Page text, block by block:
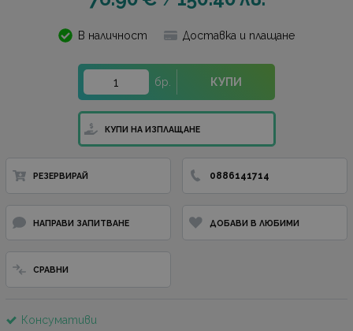
В наличност Доставка и плащане
бр. КУПИ
КУПИ НА ИЗПЛАЩАНЕ
РЕЗЕРВИРАЙ 0886141714
НАПРАВИ ЗАПИТВАНЕ ДОБАВИ В ЛЮБИМИ
СРАВНИ
Консумативи